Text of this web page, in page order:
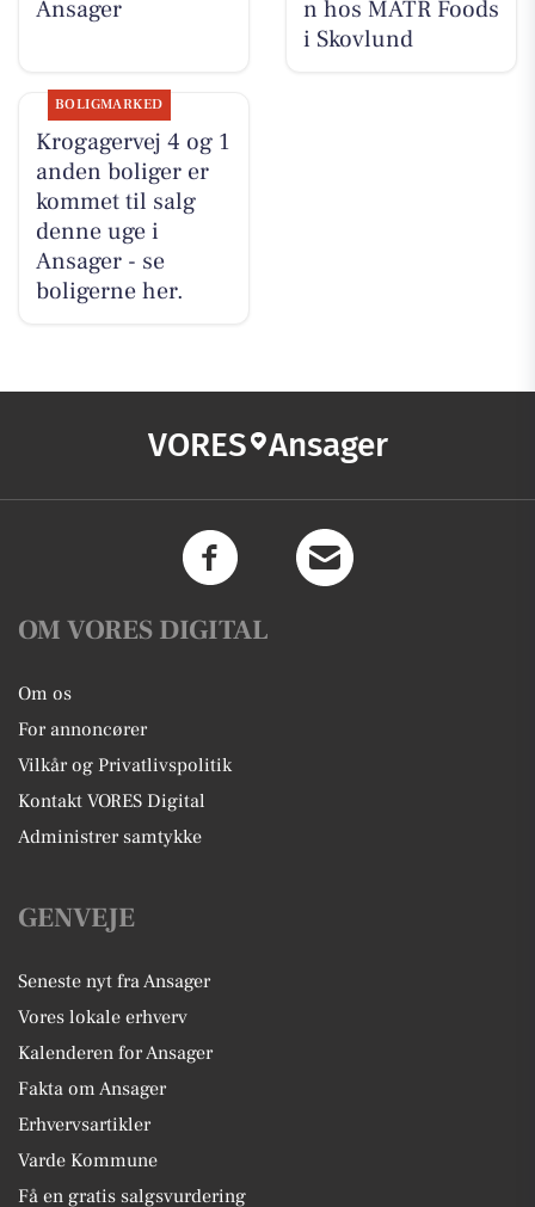
Ansager
n hos MATR Foods
i Skovlund
BOLIGMARKED
Krogagervej 4 og 1
anden boliger er
kommet til salg
denne uge i
Ansager - se
boligerne her.
VORES Ansager
OM VORES DIGITAL
Om os
For annoncører
Vilkår og Privatlivspolitik
Kontakt VORES Digital
Administrer samtykke
GENVEJE
Seneste nyt fra Ansager
Vores lokale erhverv
Kalenderen for Ansager
Fakta om Ansager
Erhvervsartikler
Varde Kommune
Få en gratis salgsvurdering